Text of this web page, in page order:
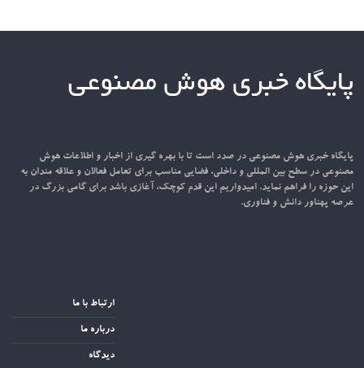
پایگاه خبری هوش مصنوعی
پایگاه خبری هوش مصنوعی در صدد است تا با بهره گیری از اخبار و اطلاعات هوش
مصنوعی در سطح بین المللی و داخلی، فضایی مناسب برای تعامل فعالان و علاقه مندان به
این حوزه را فراهم نماید. امیدواریم این قدم کوچک، آغازی باشد برای گامی بزرگ در
عرصه پهناور دانش و فناوری.
ارتباط با ما
درباره ما
دیدگاه